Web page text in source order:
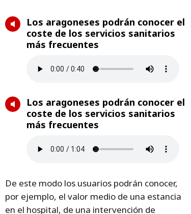
Los aragoneses podrán conocer el
coste de los servicios sanitarios
más frecuentes
Los aragoneses podrán conocer el
coste de los servicios sanitarios
más frecuentes
De este modo los usuarios podrán conocer,
por ejemplo, el valor medio de una estancia
en el hospital, de una intervención de